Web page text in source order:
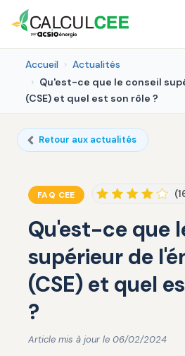
Accueil
Actualités
Qu'est-ce que le conseil
(CSE) et quel est son rôle ?
Retour aux actualités
FAQ CEE
Qu'est-ce que
supérieur de
(CSE) et quel
?
Article mis à jour le 06/02/2024